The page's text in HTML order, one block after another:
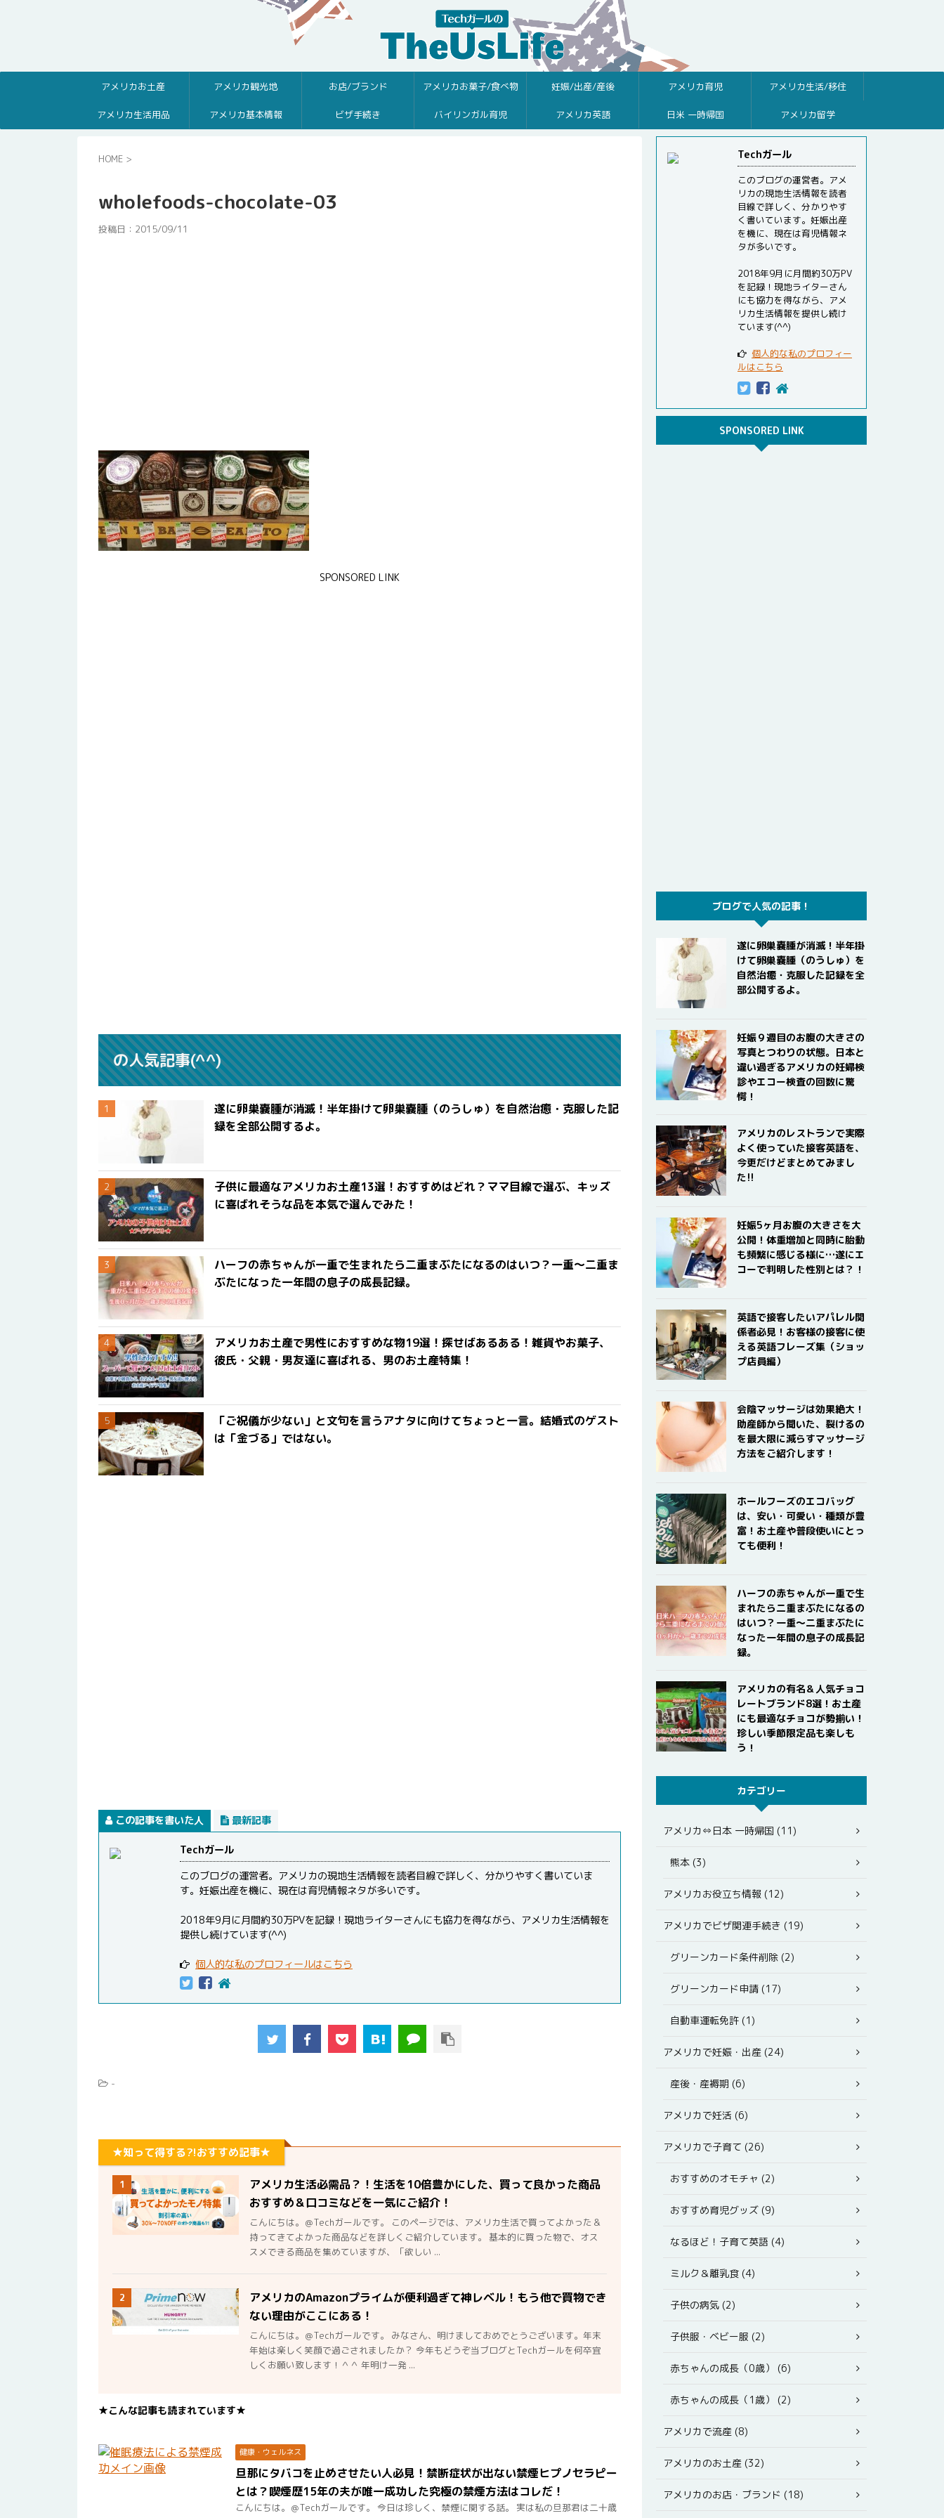
アメリカお土産 アメリカ観光地 お店/ブランド アメリカお菓子/食べ物 妊娠/出産/産後 アメリカ育児 アメリカ生活/移住
アメリカ生活用品 アメリカ基本情報 ビザ手続き バイリンガル育児 アメリカ英語 日米 一時帰国 アメリカ留学
HOME >
wholefoods-chocolate-03
投稿日： 2015/09/11
SPONSORED LINK
の人気記事(^^)
遂に卵巣嚢腫が消滅！半年掛けて卵巣嚢腫（のうしゅ）を自然治癒・克服した記
録を全部公開するよ。
子供に最適なアメリカお土産13選！おすすめはどれ？ママ目線で選ぶ、キッズ
に喜ばれそうな品を本気で選んでみた！
ハーフの赤ちゃんが一重で生まれたら二重まぶたになるのはいつ？一重〜二重ま
ぶたになった一年間の息子の成長記録。
アメリカお土産で男性におすすめな物19選！探せばあるある！雑貨やお菓子、
彼氏・父親・男友達に喜ばれる、男のお土産特集！
「ご祝儀が少ない」と文句を言うアナタに向けてちょっと一言。結婚式のゲスト
は「金づる」ではない。
この記事を書いた人 最新記事
Techガール
このブログの運営者。アメリカの現地生活情報を読者目線で詳しく、分かりやすく書いていま
す。妊娠出産を機に、現在は育児情報ネタが多いです。
2018年9月に月間約30万PVを記録！現地ライターさんにも協力を得ながら、アメリカ生活情報を
提供し続けています(^^)
個人的な私のプロフィールはこちら
-
★知って得する?!おすすめ記事★
1
アメリカ生活必需品？！生活を10倍豊かにした、買って良かった商品
おすすめ＆口コミなどを一気にご紹介！
こんにちは。＠Techガールです。 このページでは、アメリカ生活で買ってよかった＆
持ってきてよかった商品などを詳しくご紹介しています。 基本的に買った物で、オス
スメできる商品を集めていますが、「欲しい ...
2
アメリカのAmazonプライムが便利過ぎて神レベル！もう他で買物でき
ない理由がここにある！
こんにちは。＠Techガールです。 みなさん、明けましておめでとうございます。年末
年始は楽しく笑顔で過ごされましたか？ 今年もどうぞ当ブログとTechガールを何卒宜
しくお願い致します！＾＾ 年明け一発 ...
★こんな記事も読まれています★
健康・ウェルネス
旦那にタバコを止めさせたい人必見！禁断症状が出ない禁煙ヒプノセラピー
とは？喫煙歴15年の夫が唯一成功した究極の禁煙方法はコレだ！
こんにちは。＠Techガールです。 今日は珍しく、禁煙に関する話。 実は私の旦那君は二十歳
Techガール
このブログの運営者。アメ
リカの現地生活情報を読者
目線で詳しく、分かりやす
く書いています。妊娠出産
を機に、現在は育児情報ネ
タが多いです。
2018年9月に月間約30万PV
を記録！現地ライターさん
にも協力を得ながら、アメ
リカ生活情報を提供し続け
ています(^^)
個人的な私のプロフィー
ルはこちら
SPONSORED LINK
ブログで人気の記事！
遂に卵巣嚢腫が消滅！半年掛
けて卵巣嚢腫（のうしゅ）を
自然治癒・克服した記録を全
部公開するよ。
妊娠９週目のお腹の大きさの
写真とつわりの状態。日本と
違い過ぎるアメリカの妊婦検
診やエコー検査の回数に驚
愕！
アメリカのレストランで実際
よく使っていた接客英語を、
今更だけどまとめてみまし
た!!
妊娠5ヶ月お腹の大きさを大
公開！体重増加と同時に胎動
も頻繁に感じる様に…遂にエ
コーで判明した性別とは？！
英語で接客したいアパレル関
係者必見！お客様の接客に使
える英語フレーズ集（ショッ
プ店員編）
会陰マッサージは効果絶大！
助産師から聞いた、裂けるの
を最大限に減らすマッサージ
方法をご紹介します！
ホールフーズのエコバッグ
は、安い・可愛い・種類が豊
富！お土産や普段使いにとっ
ても便利！
ハーフの赤ちゃんが一重で生
まれたら二重まぶたになるの
はいつ？一重〜二重まぶたに
なった一年間の息子の成長記
録。
アメリカの有名＆人気チョコ
レートブランド8選！お土産
にも最適なチョコが勢揃い！
珍しい季節限定品も楽しも
う！
カテゴリー
アメリカ⇔日本 一時帰国 (11)
熊本 (3)
アメリカお役立ち情報 (12)
アメリカでビザ関連手続き (19)
グリーンカード条件削除 (2)
グリーンカード申請 (17)
自動車運転免許 (1)
アメリカで妊娠・出産 (24)
産後・産褥期 (6)
アメリカで妊活 (6)
アメリカで子育て (26)
おすすめのオモチャ (2)
おすすめ育児グッズ (9)
なるほど！子育て英語 (4)
ミルク＆離乳食 (4)
子供の病気 (2)
子供服・ベビー服 (2)
赤ちゃんの成長（0歳） (6)
赤ちゃんの成長（1歳） (2)
アメリカで流産 (8)
アメリカのお土産 (32)
アメリカのお店・ブランド (18)